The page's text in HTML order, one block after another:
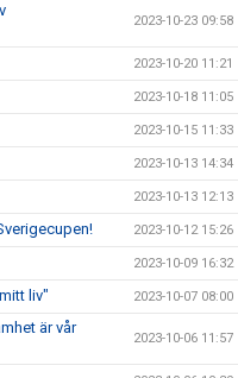
2023-10-23 09:58
2023-10-20 11:21
2023-10-18 11:05
2023-10-15 11:33
2023-10-13 14:34
2023-10-13 12:13
2023-10-12 15:26
2023-10-09 16:32
liv" 2023-10-07 08:00
är vår
2023-10-06 11:57